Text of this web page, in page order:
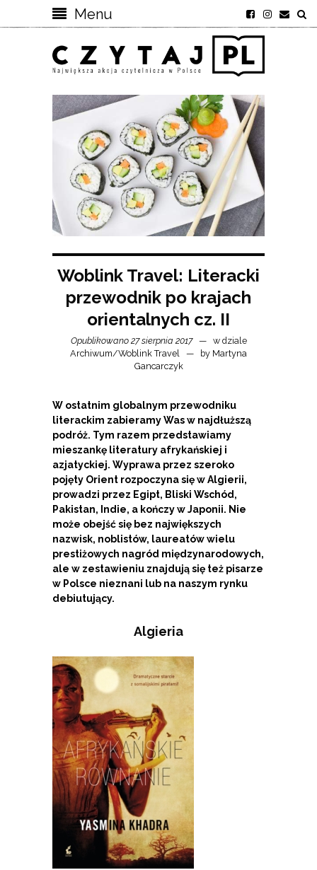
Menu
Woblink Travel: Literacki
przewodnik po krajach
orientalnych cz. II
Opublikowano 27 sierpnia 2017
w dziale
Archiwum/Woblink Travel by Martyna
Gancarczyk
W ostatnim globalnym przewodniku
literackim zabieramy Was w najdłuższą
podróż. Tym razem przedstawiamy
mieszankę literatury afrykańskiej i
azjatyckiej. Wyprawa przez szeroko
pojęty Orient rozpoczyna się w Algierii,
prowadzi przez Egipt, Bliski Wschód,
Pakistan, Indie, a kończy w Japonii. Nie
może obejść się bez największych
nazwisk, noblistów, laureatów wielu
prestiżowych nagród międzynarodowych,
ale w zestawieniu znajdują się też pisarze
w Polsce nieznani lub na naszym rynku
debiutujący.
Algieria